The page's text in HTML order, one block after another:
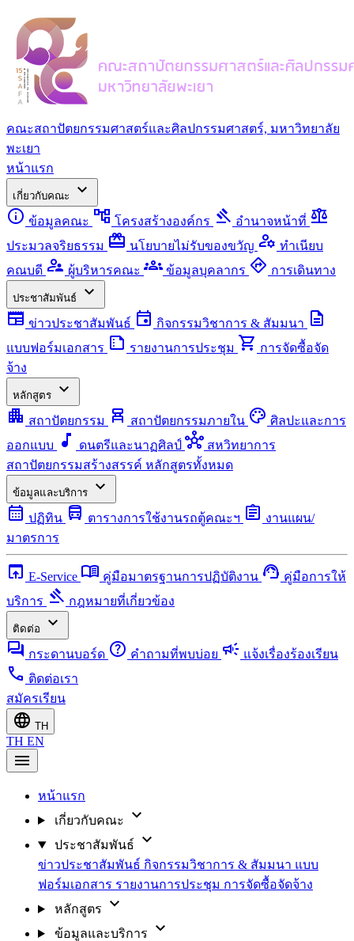
คณะสถาปัตยกรรมศาสตร์และศิลปกรรมศาสตร์, มหาวิทยาลัย
พะเยา
หน้าแรก
เกี่ยวกับคณะ
expand_more
info ข้อมูลคณะ account_tree โครงสร้างองค์กร gavel อำนาจหน้าที่ balance
ประมวลจริยธรรม redeem นโยบายไม่รับของขวัญ manage_accounts ทำเนียบ
คณบดี supervisor_account ผู้บริหารคณะ groups ข้อมูลบุคลากร directions การเดินทาง
ประชาสัมพันธ์
expand_more
newspaper ข่าวประชาสัมพันธ์ event กิจกรรมวิชาการ & สัมมนา description
แบบฟอร์มเอกสาร summarize รายงานการประชุม shopping_cart การจัดซื้อจัด
จ้าง
หลักสูตร
expand_more
apartment สถาปัตยกรรม chair_alt สถาปัตยกรรมภายใน palette ศิลปะและการ
ออกแบบ
music_note ดนตรีและนาฏศิลป์ hub สหวิทยาการ
สถาปัตยกรรมสร้างสรรค์ หลักสูตรทั้งหมด
ข้อมูลและบริการ
expand_more
calendar_month ปฏิทิน directions_bus ตารางการใช้งานรถตู้คณะฯ assignment งานแผน/
มาตรการ
open_in_browser E-Service menu_book คู่มือมาตรฐานการปฏิบัติงาน support_agent คู่มือการให้
บริการ gavel กฎหมายที่เกี่ยวข้อง
ติดต่อ
expand_more
forum กระดานบอร์ด help คำถามที่พบบ่อย campaign แจ้งเรื่องร้องเรียน
call ติดต่อเรา
สมัครเรียน
language TH
TH EN
menu
หน้าแรก
เกี่ยวกับคณะ
expand_more
ประชาสัมพันธ์ expand_more
ข่าวประชาสัมพันธ์ กิจกรรมวิชาการ & สัมมนา แบบ
ฟอร์มเอกสาร รายงานการประชุม การจัดซื้อจัดจ้าง
หลักสูตร
expand_more
ข้อมูลและบริการ expand_more